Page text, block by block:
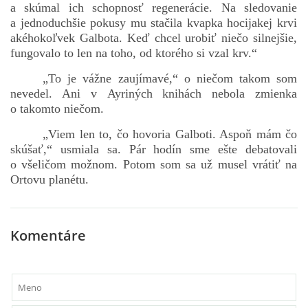
a skúmal ich schopnosť regenerácie. Na sledovanie
a jednoduchšie pokusy mu stačila kvapka hocijakej krvi
akéhokoľvek Galbota. Keď chcel urobiť niečo silnejšie,
fungovalo to len na toho, od ktorého si vzal krv.“
„To je vážne zaujímavé,“ o niečom takom som
nevedel. Ani v Ayriných knihách nebola zmienka
o takomto niečom.
„Viem len to, čo hovoria Galboti. Aspoň mám čo
skúšať,“ usmiala sa. Pár hodín sme ešte debatovali
o všeličom možnom. Potom som sa už musel vrátiť na
Ortovu planétu.
Komentáre